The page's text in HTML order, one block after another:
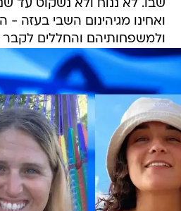
שבו. לא ננוח ולא נשקוט עד
ואחינו מגיהינום השבי בעזה -
ולמשפחותיהם והחללים